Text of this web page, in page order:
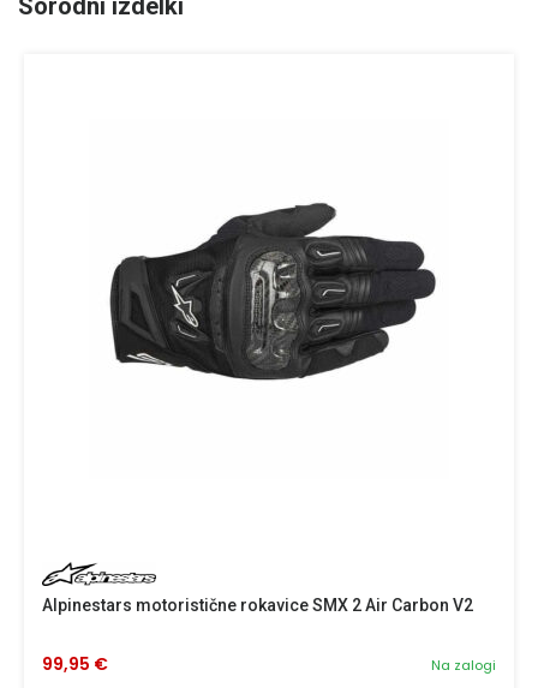
Alpinestars motoristične rokavice SMX 2 Air Carbon V2
Na zalogi
99,95 €